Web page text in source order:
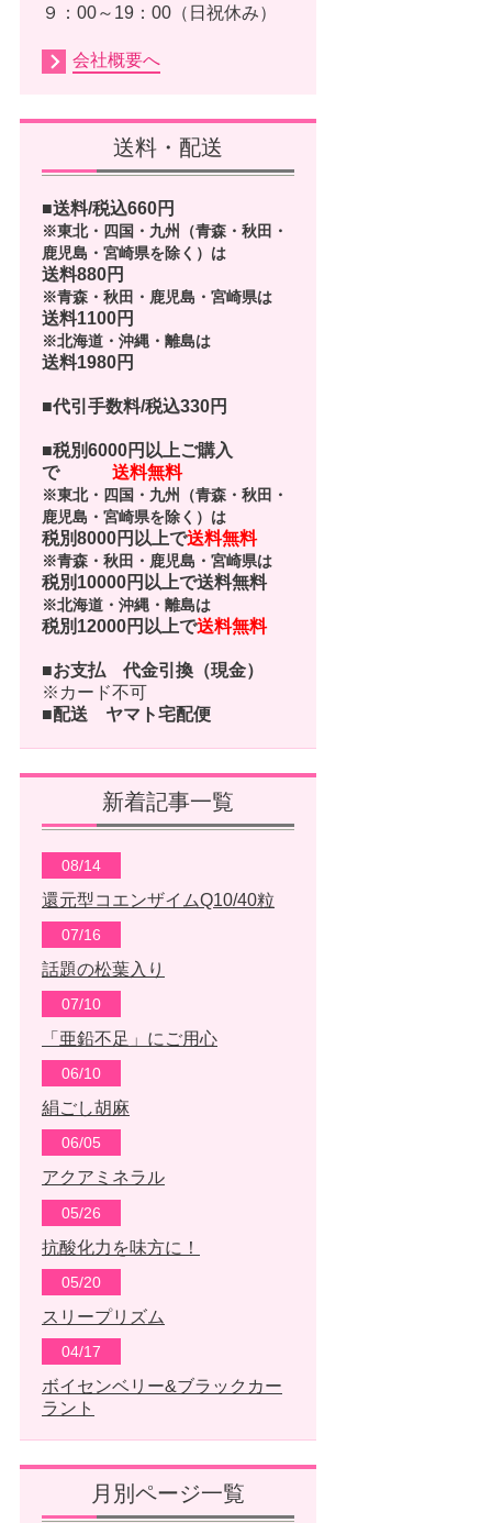
９：00～19：00（日祝休み）
会社概要へ
送料・配送
■送料/税込660円
※東北・四国・九州（青森・秋田・
鹿児島・宮崎県を除く）は
送料880円
※青森・秋田・鹿児島・宮崎県は
送料1100円
※北海道・沖縄・離島は
送料1980円
■代引手数料/税込330円
■税別6000円以上ご購入
で 送料無料
※東北・四国・九州（青森・秋田・
鹿児島・宮崎県を除く）は
税別8000円以上で送料無料
※青森・秋田・鹿児島・宮崎県は
税別10000円以上で送料無料
※北海道・沖縄・離島は
税別12000円以上で送料無料
■お支払 代金引換（現金）
※カード不可
■配送 ヤマト宅配便
新着記事一覧
08/14
還元型コエンザイムQ10/40粒
07/16
話題の松葉入り
07/10
「亜鉛不足」にご用心
06/10
絹ごし胡麻
06/05
アクアミネラル
05/26
抗酸化力を味方に！
05/20
スリープリズム
04/17
ボイセンベリー&ブラックカー
ラント
月別ページ一覧